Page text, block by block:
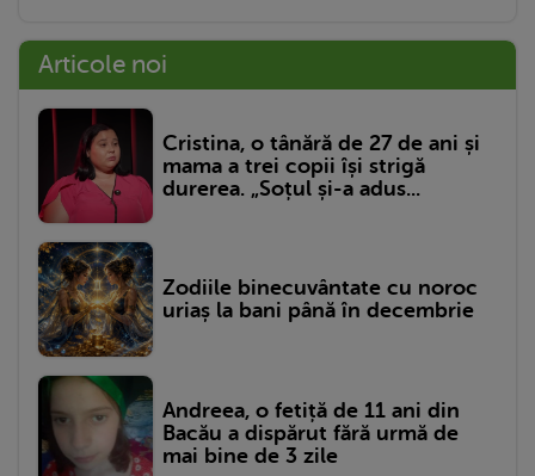
Articole noi
Cristina, o tânără de 27 de ani și
mama a trei copii își strigă
durerea. „Soțul și-a adus...
Zodiile binecuvântate cu noroc
uriaș la bani până în decembrie
Andreea, o fetiță de 11 ani din
Bacău a dispărut fără urmă de
mai bine de 3 zile